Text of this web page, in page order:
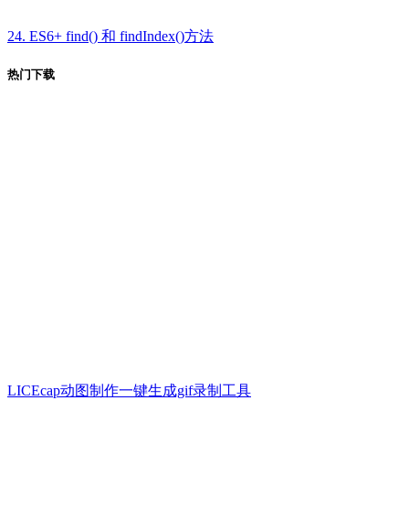
24. ES6+ find() 和 findIndex()方法
热门下载
LICEcap动图制作一键生成gif录制工具